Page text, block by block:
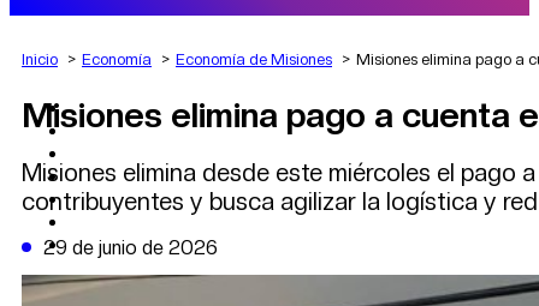
AGRO
DEPORTES
POLÍTICA
CAMBIO CLIMÁTICO
DATA FIRME
DE LA TRIBUNA TV
Inicio Economía Economía de Misiones Misiones elimina pago a
Misiones elimina pago a cuenta
Misiones elimina desde este miércoles el pago
contribuyentes y busca agilizar la logística y
29 de junio de 2026